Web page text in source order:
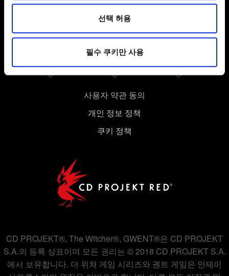
관련 기술적 피드백을 제공하여 사용자의 웹사이트 이용
환경을 개선하기 위해 사용됩니다. 예를 들어, 소셜
미디어를 통해 사용자와 소통할 경우, 사용자의 선호도를
파악하기 위해 쿠키의 일부를 저희 파트너와 공유할 수도
있습니다. 물론, 이처럼 선택적으로 쿠키를 사용할
경우에는 사용자의 동의를 구할 것입니다.
쿠키 사용에 관한 세부 사항이나 관련 설정은 아래의
선택 허용
필수 쿠키만 사용
SNS 접속
사용자 약관 동의
개인 정보 정책
쿠키 정책
CD PROJEKT®, The Witcher®, GWENT®은 CD PROJEKT
S.A.의 등록 상표이며 모든 권리는 © 2018 CD PROJEKT S.A.
에서 보유합니다. 더 위쳐 게임 시리즈와 궨트 게임은 안제이